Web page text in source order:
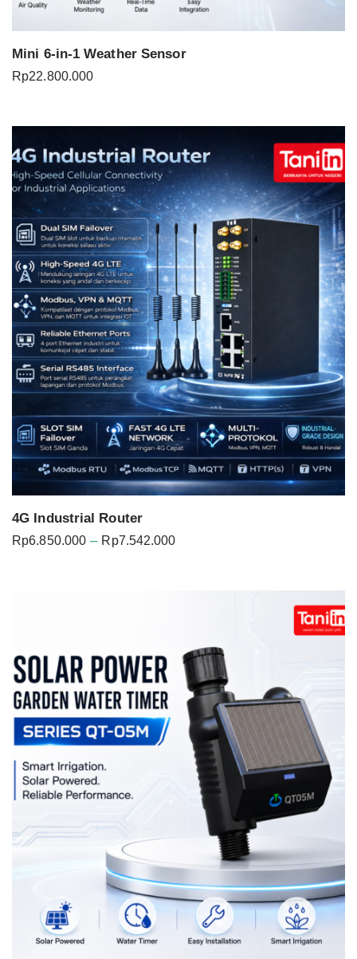
Mini 6-in-1 Weather Sensor
Rp22.800.000
4G Industrial Router
Rp6.850.000 – Rp7.542.000Price